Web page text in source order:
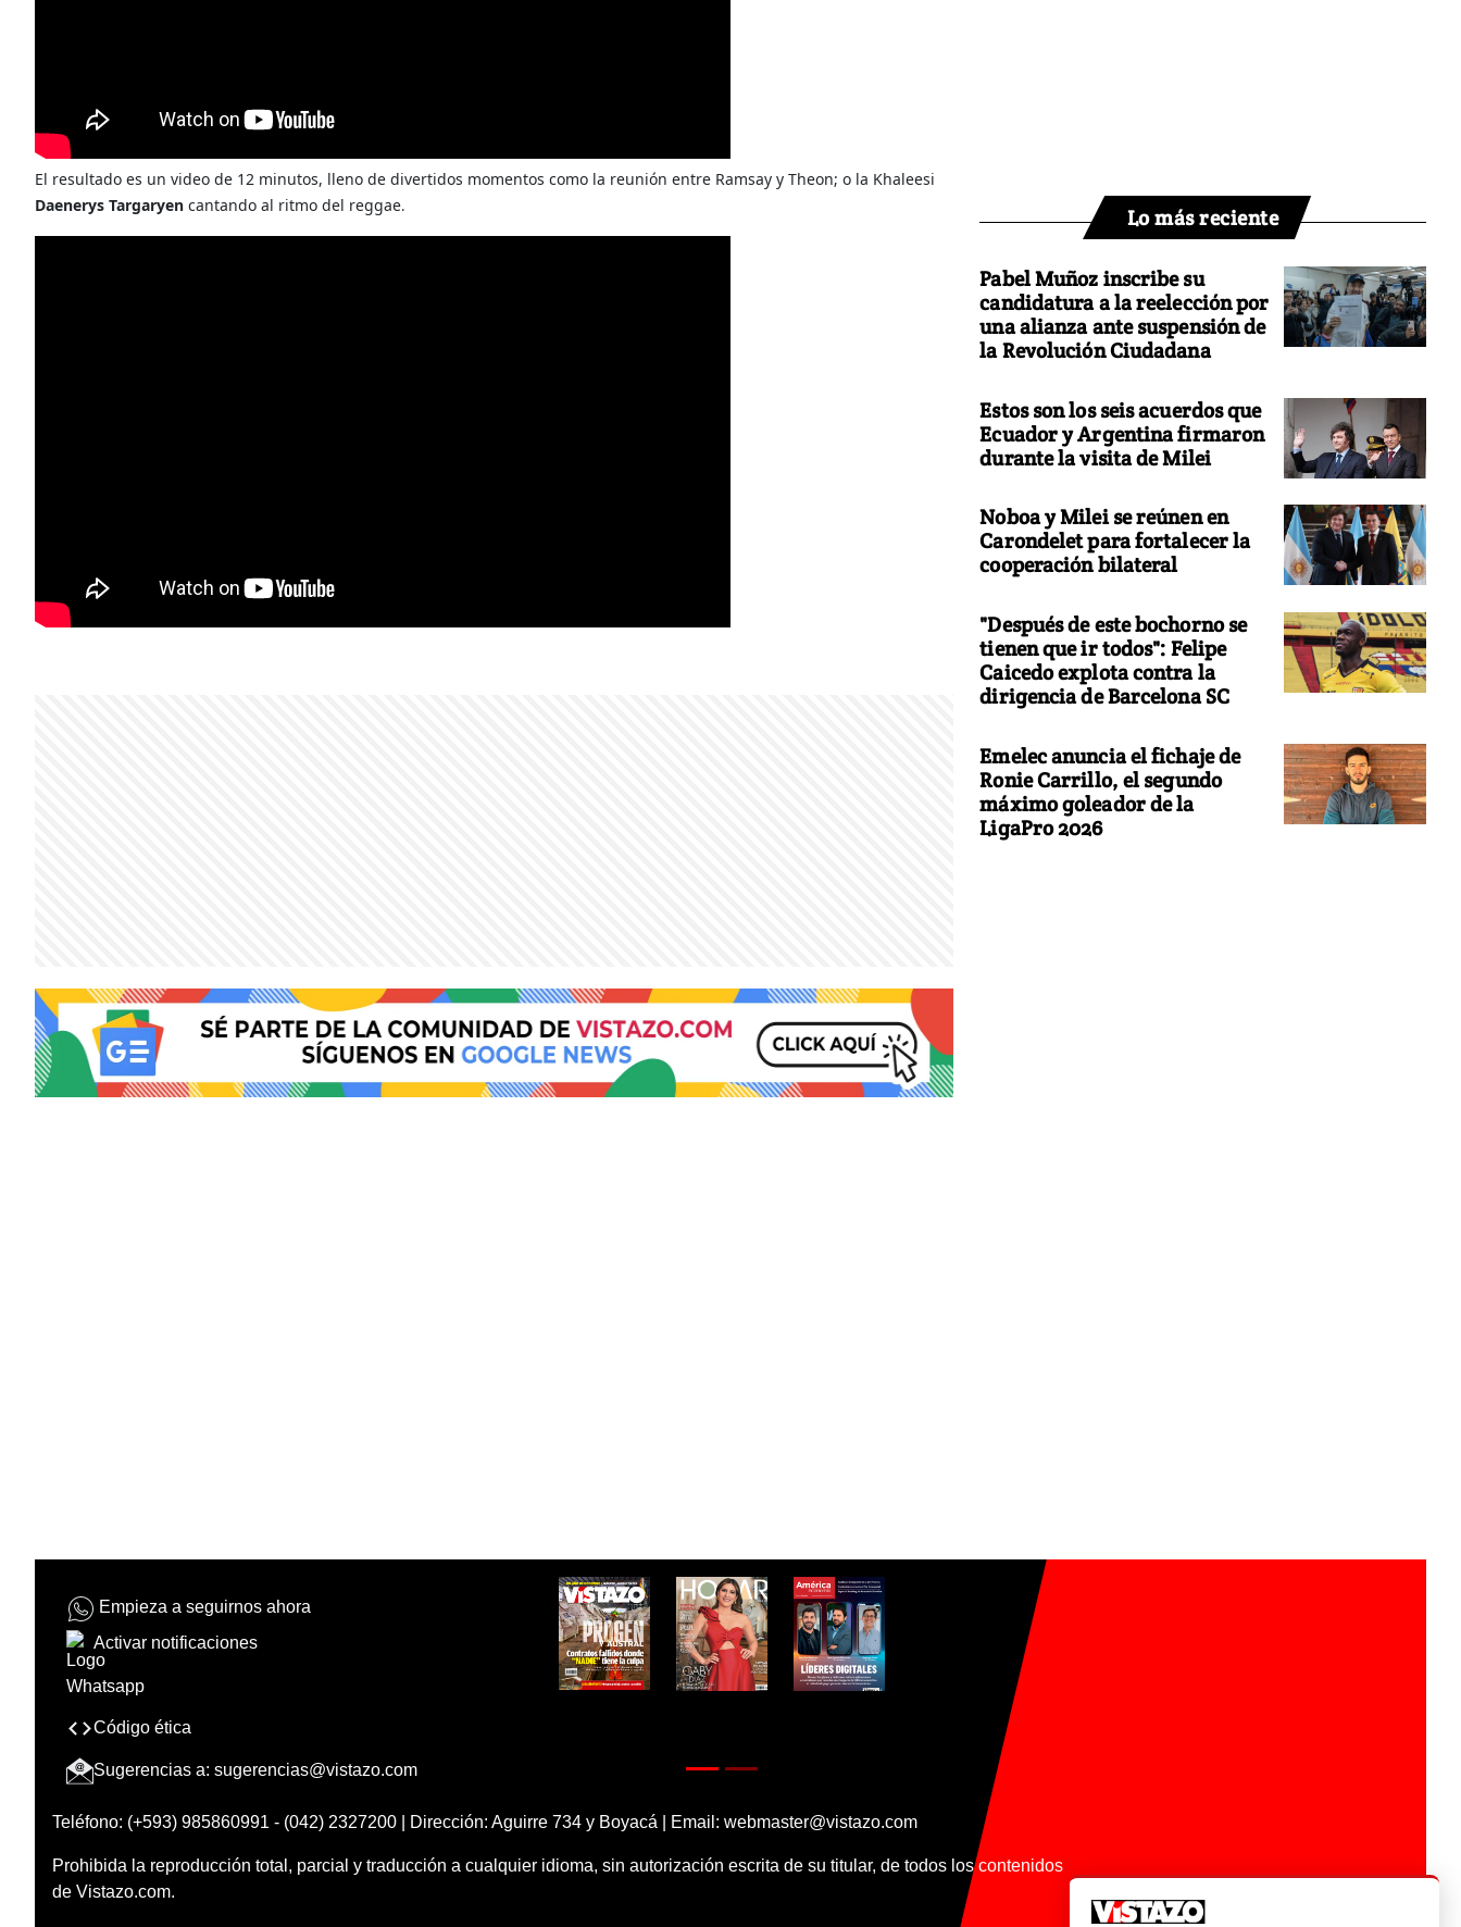
El resultado es un video de 12 minutos, lleno de divertidos momentos como la reunión entre Ramsay y Theon; o la Khaleesi
Daenerys Targaryen cantando al ritmo del reggae. Lo más reciente
Pabel Muñoz inscribe su
candidatura a la reelección por
una alianza ante suspensión de
la Revolución Ciudadana
Estos son los seis acuerdos que
Ecuador y Argentina firmaron
durante la visita de Milei
Noboa y Milei se reúnen en
Carondelet para fortalecer la
cooperación bilateral
"Después de este bochorno se
tienen que ir todos": Felipe
Caicedo explota contra la
dirigencia de Barcelona SC
Emelec anuncia el fichaje de
Ronie Carrillo, el segundo
máximo goleador de la
LigaPro 2026
Empieza a seguirnos ahora
Activar notificaciones
Código ética
Sugerencias a: sugerencias@vistazo.com
Teléfono: (+593) 985860991 - (042) 2327200 | Dirección: Aguirre 734 y Boyacá | Email: webmaster@vistazo.com
Prohibida la reproducción total, parcial y traducción a cualquier idioma, sin autorización escrita de su titular, de todos los contenidos
de Vistazo.com.